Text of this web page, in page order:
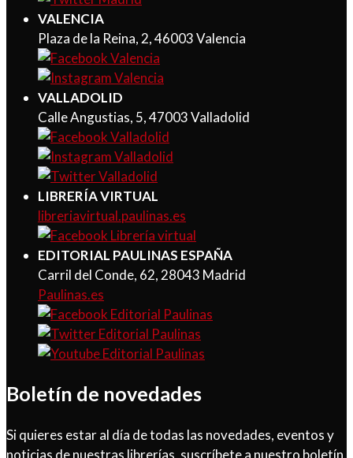
VALENCIA
Plaza de la Reina, 2, 46003 Valencia
VALLADOLID
Calle Angustias, 5, 47003 Valladolid
LIBRERÍA VIRTUAL
libreriavirtual.paulinas.es
EDITORIAL PAULINAS ESPAÑA
Carril del Conde, 62, 28043 Madrid
Paulinas.es
Boletín de novedades
Si quieres estar al día de todas las novedades, eventos y
noticias de nuestras librerías, suscríbete a nuestro boletín.